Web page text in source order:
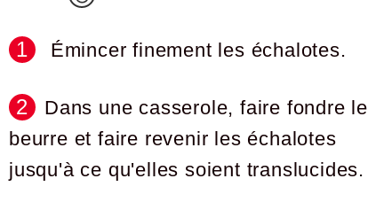
Émincer finement les échalotes.
Dans une casserole, faire fondre le
beurre et faire revenir les échalotes
jusqu'à ce qu'elles soient translucides.